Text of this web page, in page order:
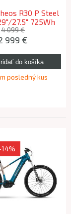
R30 P Steel
27.5" 725Wh
(165-180cm)
4 099 €
999 €
posledný kus
14%